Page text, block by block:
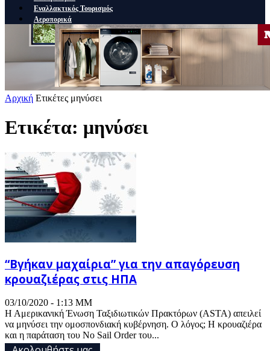
Εναλλακτικός Τουρισμός
Αεροπορικά
Αρχική Ετικέτες μηνύσει
Ετικέτα: μηνύσει
“Βγήκαν μαχαίρια” για την απαγόρευση
κρουαζιέρας στις ΗΠΑ
03/10/2020 - 1:13 ΜΜ
Η Αμερικανική Ένωση Ταξιδιωτικών Πρακτόρων (ASTA) απειλεί
να μηνύσει την ομοσπονδιακή κυβέρνηση. Ο λόγος; Η κρουαζιέρα
και η παράταση του No Sail Order του...